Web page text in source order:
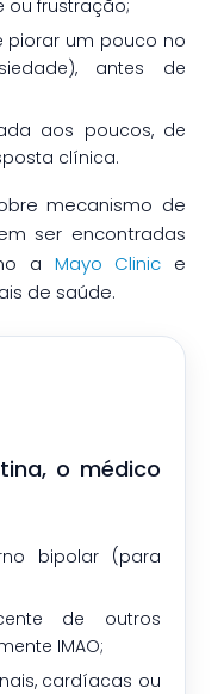
ou frustração;
piorar um pouco no
antes de
aos poucos, de
clínica.
mecanismo de
ser encontradas
a Mayo Clinic e
de saúde.
o médico
bipolar (para
de outros
IMAO;
cardíacas ou